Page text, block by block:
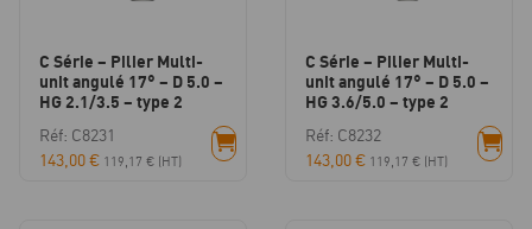
C Série – Pilier Multi-
unit angulé 17° – D 5.0 –
HG 2.1/3.5 – type 2
Réf: C8231
143,00€ 119,17 € (HT)
C Série – Pilier Multi-
unit angulé 17° – D 5.0 –
HG 3.6/5.0 – type 2
Réf: C8232
143,00€ 119,17 € (HT)